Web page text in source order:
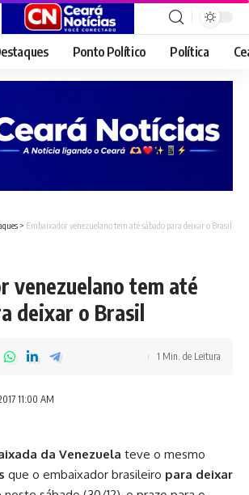
Ponto Político Política
> Embaixador venezuelano tem até sábado para deixar o Brasil
venezuelano tem até
deixar o Brasil
11:00 AM
1 Min. de Leitura
da Venezuela teve o mesmo
que o embaixador brasileiro para deixar